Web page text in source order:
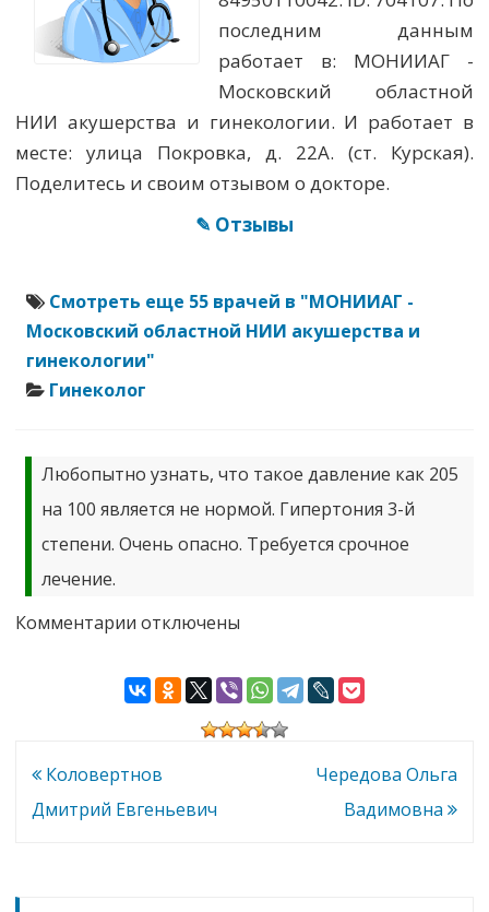
последним данным
работает в: МОНИИАГ -
Московский областной
НИИ акушерства и гинекологии. И работает в
месте: улица Покровка, д. 22А. (ст. Курская).
Поделитесь и своим отзывом о докторе.
✎ Отзывы
Смотреть еще 55 врачей в "МОНИИАГ -
Московский областной НИИ акушерства и
гинекологии"
Гинеколог
Любопытно узнать, что такое давление как 205
на 100 является не нормой. Гипертония 3-й
степени. Очень опасно. Требуется срочное
лечение.
Комментарии к
Светлана
Николаевна
отключены
Навигация
по
Коловертнов
Дмитрий Евгеньевич
Чередова Ольга
Вадимовна